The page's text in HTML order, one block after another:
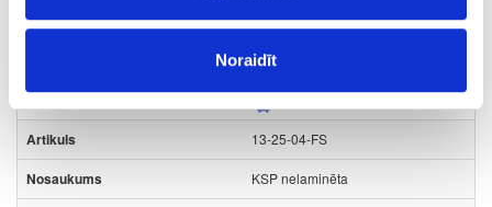
Noraidīt
6.76
13-25-04-FS
KSP nelaminēta